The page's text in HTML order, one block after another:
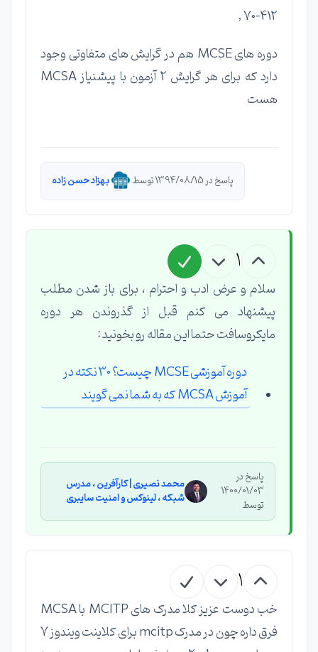
, 70-412
دوره های MCSE هم در گرایش های متفاوتی وجود
دارد که برای هر گرایش 2 آزمون با پیشنیاز MCSA
هست
پاسخ در 1394/08/15 توسط بهزاد حسن زاده
1
سلام و عرض ادب و احترام ، برای باز شدن مطلب
پیشنهاد می کنم قبل از گذروندن هر دوره
مایکروسافت حتما این مقاله رو بخونید :
دوره آموزشی MCSE چیست؟ 30 نکته در
آموزش MCSA که به شما نمی گویند
پاسخ در
1400/01/03
توسط
محمد نصیری | کارآفرین ، مدرس
شبکه ، لینوکس و امنیت سایبری
1
خب دوست عزیز کلا مدرک های MCITP با MCSA
فرق داره چون در مدرک mcitp برای کلاینت ویندوز 7